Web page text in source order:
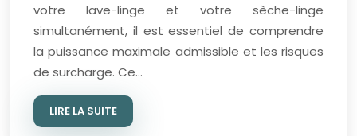
votre lave-linge et votre sèche-linge
simultanément, il est essentiel de comprendre
la puissance maximale admissible et les risques
de surcharge. Ce…
LIRE LA SUITE